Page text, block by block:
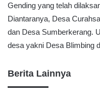
Gending yang telah
Diantaranya, Desa
dan Desa Sumberkerang.
desa yakni Desa Blimbing
Berita Lainnya